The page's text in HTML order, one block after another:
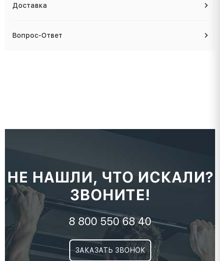
Доставка
Вопрос-Ответ
НЕ НАШЛИ, ЧТО ИСКАЛИ?
ЗВОНИТЕ!
8 800 550 68 40
ЗАКАЗАТЬ ЗВОНОК